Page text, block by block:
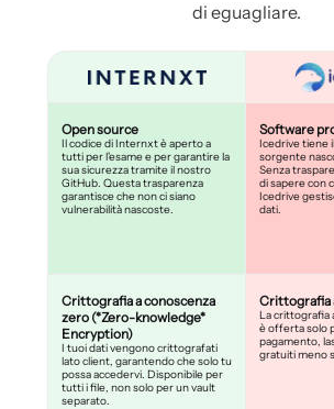
di eguagliare.
Open source
Il codice di Internxt è aperto a
tutti per l'esame e per garantire la
sua sicurezza tramite il nostro
GitHub. Questa trasparenza
garantisce che non ci siano
vulnerabilità nascoste.
Crittografia a conoscenza
zero (*Zero-knowledge*
Encryption)
I tuoi dati vengono crittografati
lato client, garantendo che solo tu
possa accedervi. Disponibile per
tutti i file, non solo per un vault
separato.
Software
Icedrive tiene
sorgente
Senza
di sapere con
Icedrive
dati.
Crittografia
La crittografia
è offerta solo
pagamento,
gratuiti meno